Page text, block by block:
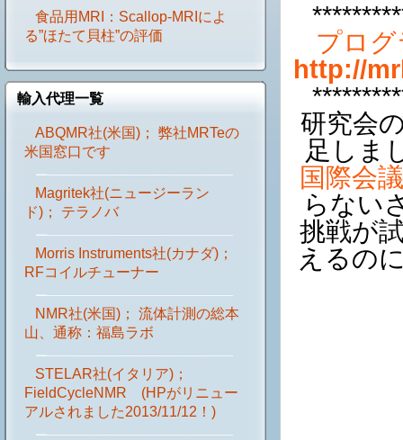
食品用MRI：Scallop-MRIによ
る”ほたて貝柱”の評価
輸入代理一覧
ABQMR社(米国)； 弊社MRTeの
米国窓口です
Magritek社(ニュージーラン
ド)； テラノバ
Morris Instruments社(カナダ)；
RFコイルチューナー
NMR社(米国)； 流体計測の総本
山、通称：福島ラボ
STELAR社(イタリア)；
FieldCycleNMR (HPがリニュー
アルされました2013/11/12！)
プロ
http://
研究会
足しま
国際会議
らない
挑戦が
えるの